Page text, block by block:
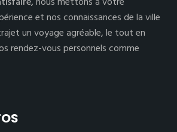
et nos connaissances de la ville
un voyage agréable, le tout en
rendez-vous personnels comme